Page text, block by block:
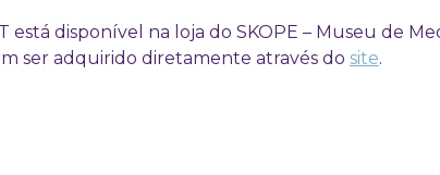
está disponível na loja do SKOPE – Museu de
ser adquirido diretamente através do site.